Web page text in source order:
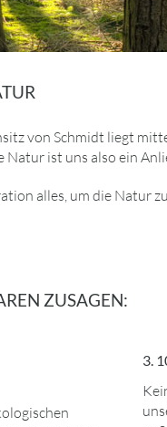
von Schmidt liegt
Natur ist uns also ein
alles, um die Natur
ZUSAGEN:
3.